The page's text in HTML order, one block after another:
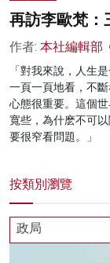
再訪李歐梵：
作者: 本社編輯部
「對我來說，人生
一頁一頁地看，不
心態很重要。這個
寬些，為什麽不可
要很窄看問題。」
按類別瀏覽
政局